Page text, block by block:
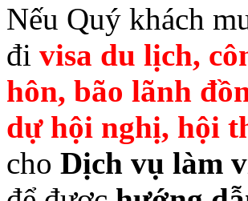
Nếu Quý khách
đi visa du lịch,
hôn, bão lãnh
dự hội nghị, hội
cho Dịch vụ làm